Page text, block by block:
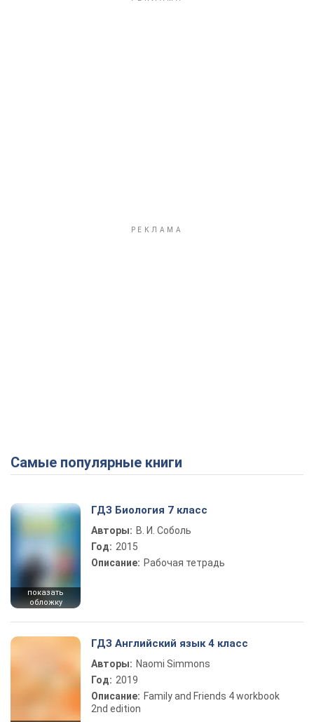
Самые популярные книги
показать
обложку
ГДЗ Биология 7 класс
Авторы: В. И. Соболь
Год: 2015
Описание: Рабочая тетрадь
ГДЗ Английский язык 4 класс
Авторы: Naomi Simmons
Год: 2019
Описание: Family and Friends 4 workbook
2nd edition